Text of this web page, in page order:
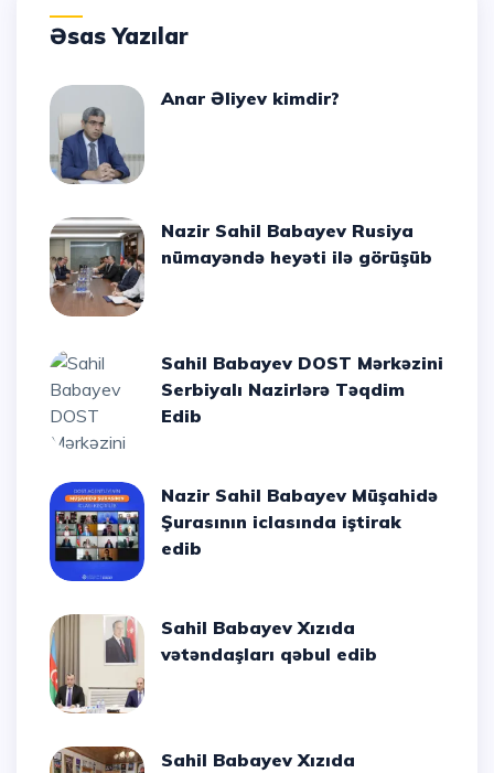
Əsas Yazılar
Anar Əliyev kimdir?
Nazir Sahil Babayev Rusiya
nümayəndə heyəti ilə görüşüb
Sahil Babayev DOST Mərkəzini
Serbiyalı Nazirlərə Təqdim
Edib
Nazir Sahil Babayev Müşahidə
Şurasının iclasında iştirak
edib
Sahil Babayev Xızıda
vətəndaşları qəbul edib
Sahil Babayev Xızıda